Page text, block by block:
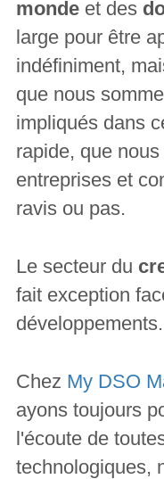
monde et des
large pour être
indéfiniment,
que nous
impliqués dans
rapide, que
entreprises et
ravis ou pas.
Le secteur du
fait exception
développements.
Chez My DSO
ayons toujours
l'écoute de
technologiques,